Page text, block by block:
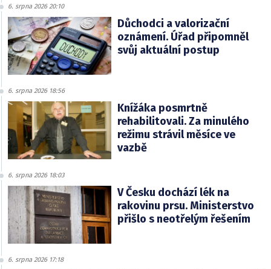
6. srpna 2026 20:10
Důchodci a valorizační
oznámení. Úřad připomněl
svůj aktuální postup
6. srpna 2026 18:56
Knížáka posmrtně
rehabilitovali. Za minulého
režimu strávil měsíce ve
vazbě
6. srpna 2026 18:03
V Česku dochází lék na
rakovinu prsu. Ministerstvo
přišlo s neotřelým řešením
6. srpna 2026 17:18